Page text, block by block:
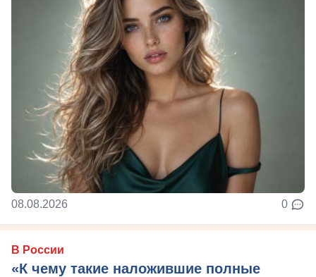
08.08.2026 0
В России
«К чему такие наложившие полные